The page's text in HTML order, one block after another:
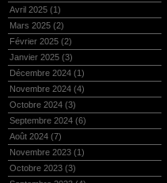
Avril 2025 (1)
Mars 2025 (2)
Février 2025 (2)
Janvier 2025 (3)
Décembre 2024 (1)
Novembre 2024 (4)
Octobre 2024 (3)
Septembre 2024 (6)
Août 2024 (7)
Novembre 2023 (1)
Octobre 2023 (3)